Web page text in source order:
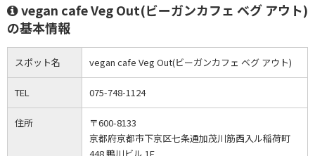
vegan cafe Veg Out(ビーガンカフェ ベグ アウト)
の基本情報
スポット名 vegan cafe Veg Out(ビーガンカフェ ベグ アウト)
TEL 075-748-1124
住所
〒600-8133
京都府京都市下京区七条通加茂川筋西入ル稲荷町